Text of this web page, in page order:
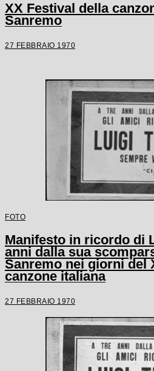
XX Festival della
Sanremo
27 FEBBRAIO 1970
FOTO
Manifesto in ricordo di
anni dalla sua
Sanremo nei giorni del
canzone italiana
27 FEBBRAIO 1970